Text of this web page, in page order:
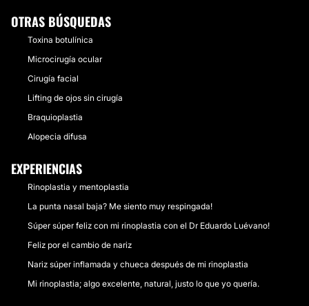
OTRAS BÚSQUEDAS
Toxina botulínica
Microcirugía ocular
Cirugía facial
Lifting de ojos sin cirugía
Braquioplastia
Alopecia difusa
EXPERIENCIAS
Rinoplastia y mentoplastia
La punta nasal baja? Me siento muy respingada!
Súper súper feliz con mi rinoplastia con el Dr Eduardo Luévano!
Feliz por el cambio de nariz
Nariz súper inflamada y chueca después de mi rinoplastia
Mi rinoplastia; algo excelente, natural, justo lo que yo quería.